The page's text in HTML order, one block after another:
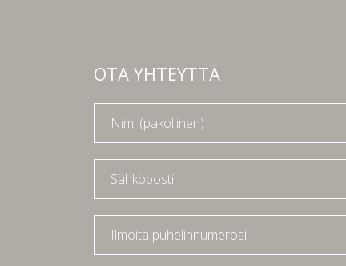
OTA YHTEYTTÄ